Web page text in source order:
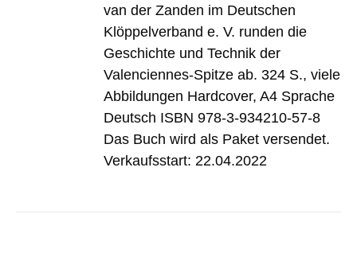
van der Zanden im Deutschen
Klöppelverband e. V. runden die
Geschichte und Technik der
Valenciennes-Spitze ab. 324 S., viele
Abbildungen Hardcover, A4 Sprache
Deutsch ISBN 978-3-934210-57-8
Das Buch wird als Paket versendet.
Verkaufsstart: 22.04.2022